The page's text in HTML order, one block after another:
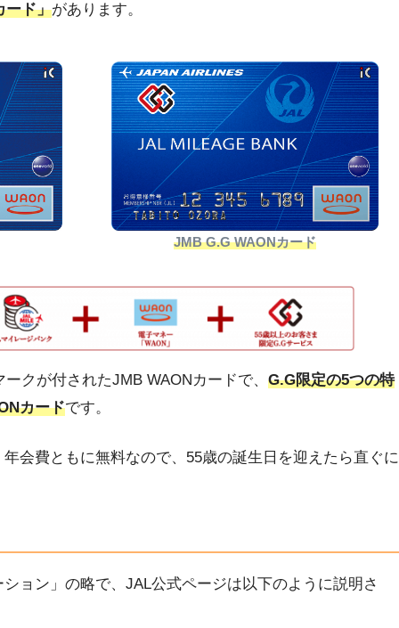
ード」があります。
JMB G.G WAONカード
クが付されたJMB WAONカードで、 G.G限定の5つの特
カードです。
会費ともに無料なので、55歳の誕生日を迎えたら直ぐに
ョン」の略で、JAL公式ページは以下のように説明さ